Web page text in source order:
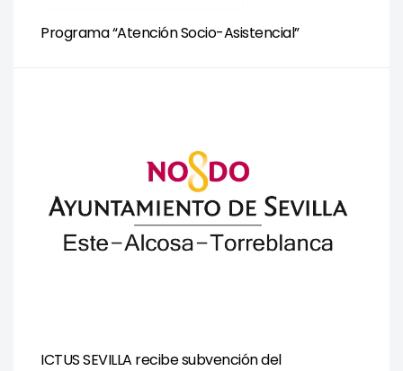
Programa “Atención Socio-Asistencial”
ICTUS SEVILLA recibe subvención del